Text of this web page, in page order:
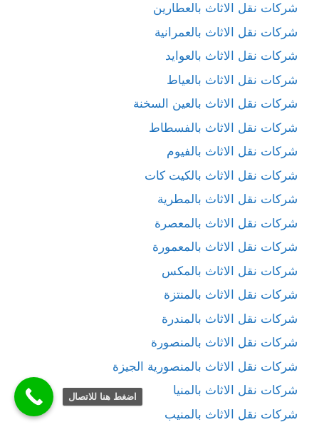
شركات نقل الاثاث بالعطارين
شركات نقل الاثاث بالعمرانية
شركات نقل الاثاث بالعوايد
شركات نقل الاثاث بالعياط
شركات نقل الاثاث بالعين السخنة
شركات نقل الاثاث بالفسطاط
شركات نقل الاثاث بالفيوم
شركات نقل الاثاث بالكيت كات
شركات نقل الاثاث بالمطرية
شركات نقل الاثاث بالمعصرة
شركات نقل الاثاث بالمعمورة
شركات نقل الاثاث بالمكس
شركات نقل الاثاث بالمنتزة
شركات نقل الاثاث بالمندرة
شركات نقل الاثاث بالمنصورة
شركات نقل الاثاث بالمنصورية الجيزة
شركات نقل الاثاث بالمنيا
شركات نقل الاثاث بالمنيب
اضغط هنا للاتصال